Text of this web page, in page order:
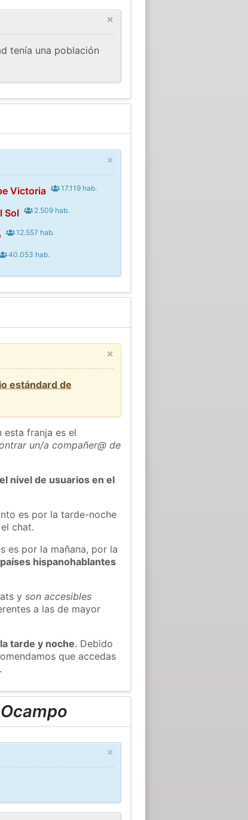
×
tenía una población
×
Victoria 17.119 hab.
Sol 2.509 hab.
12.557 hab.
40.053 hab.
×
estándard de
esta franja es el
un/a compañer@ de
el nivel de usuarios en el
es por la tarde-noche
chat.
es por la mañana, por la
hispanohablantes
yson accesibles
a las de mayor
tarde y noche. Debido
que accedas
×